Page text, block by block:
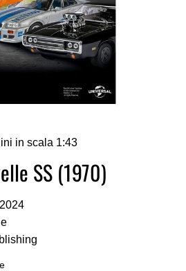
in scala 1:43
SS (1970)